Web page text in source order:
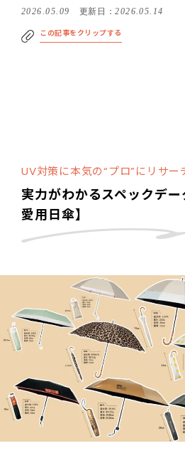
2026.05.09 更新日：2026.05.14
この記事をクリップする
UV対策に本気の“プロ”にリサー
実力がわかるスペックデ
愛用日傘】